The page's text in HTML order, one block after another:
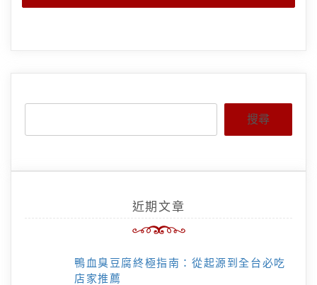
搜尋
近期文章
鴨血臭豆腐終極指南：從起源到全台必吃
店家推薦